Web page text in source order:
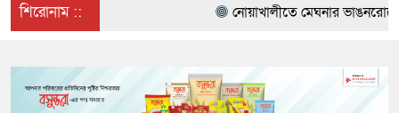
শিরোনাম :: নোয়াখালীতে মেঘনার ভাঙনরোধে